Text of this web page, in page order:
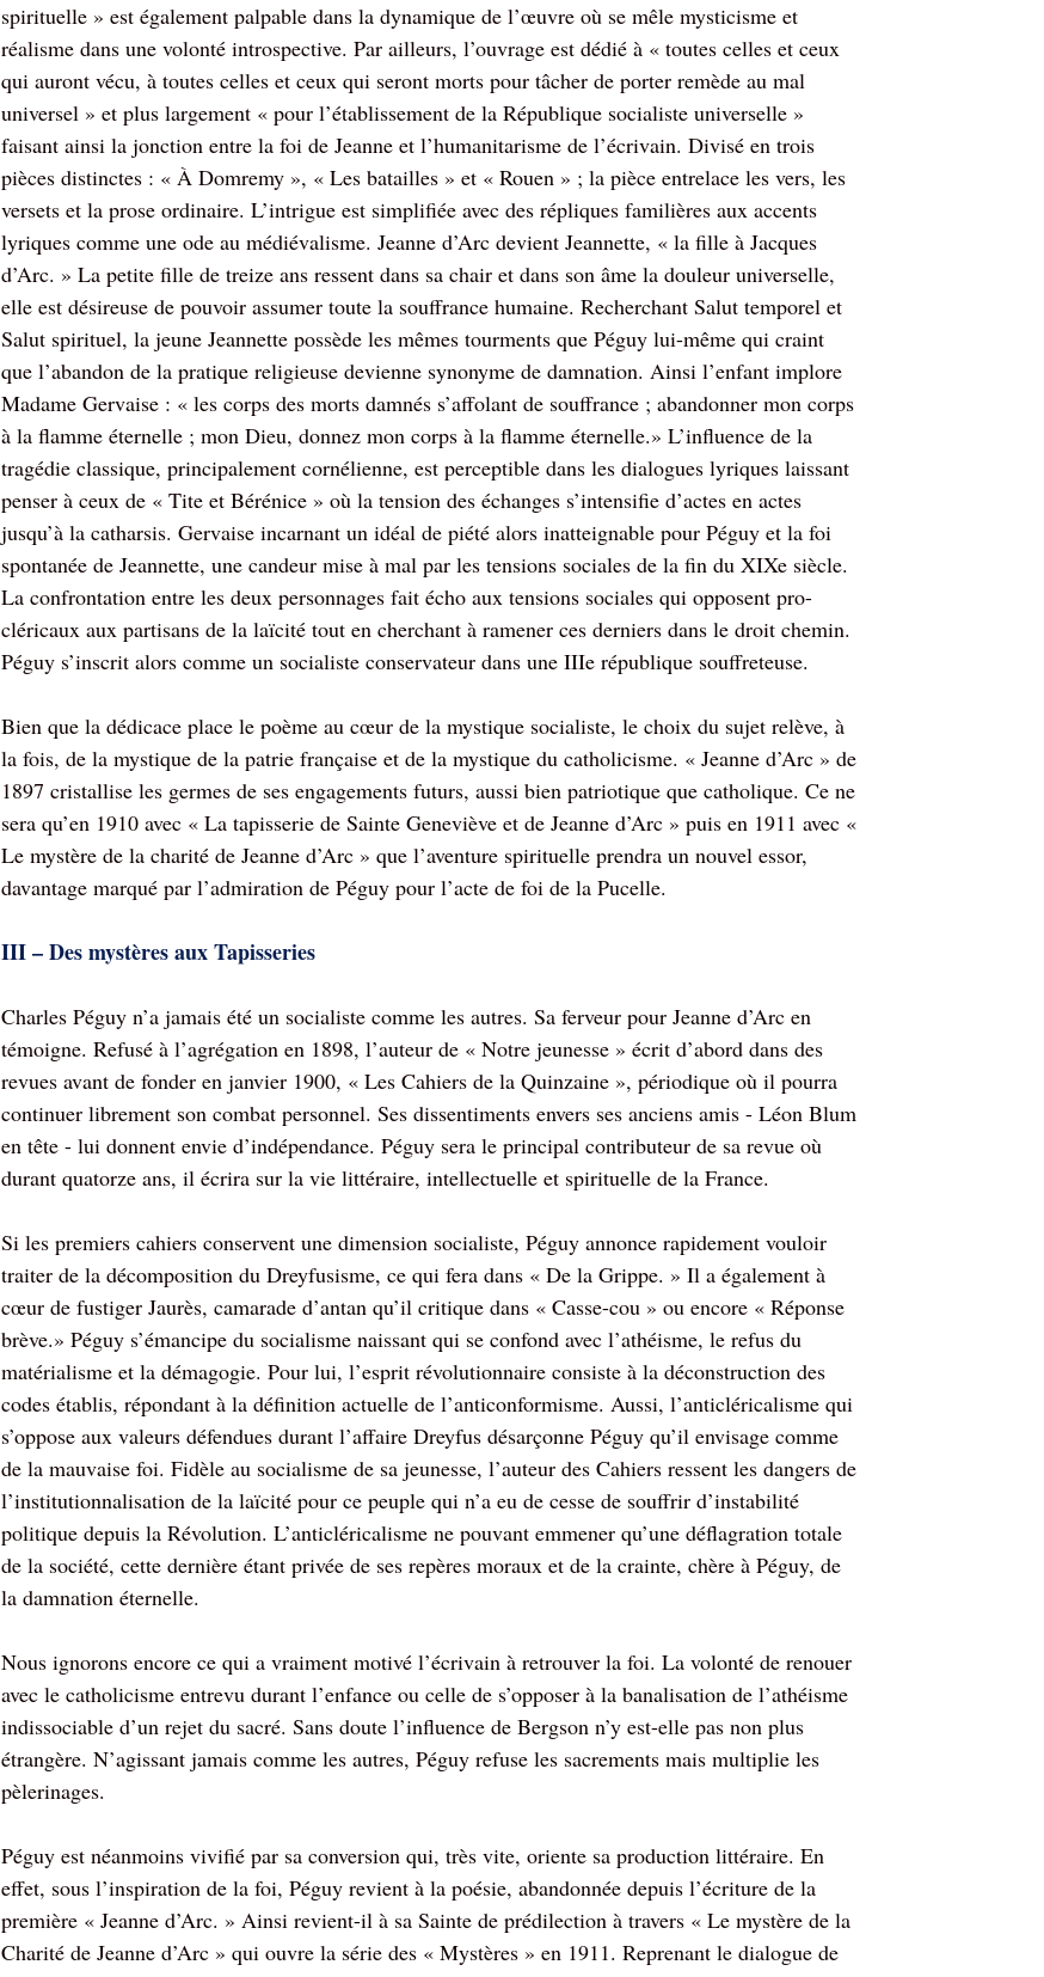
spirituelle » est également palpable dans la dynamique de l’œuvre où se mêle mysticisme et
réalisme dans une volonté introspective. Par ailleurs, l’ouvrage est dédié à « toutes celles et ceux
qui auront vécu, à toutes celles et ceux qui seront morts pour tâcher de porter remède au mal
universel » et plus largement « pour l’établissement de la République socialiste universelle »
faisant ainsi la jonction entre la foi de Jeanne et l’humanitarisme de l’écrivain. Divisé en trois
pièces distinctes : « À Domremy », « Les batailles » et « Rouen » ; la pièce entrelace les vers, les
versets et la prose ordinaire. L’intrigue est simplifiée avec des répliques familières aux accents
lyriques comme une ode au médiévalisme. Jeanne d’Arc devient Jeannette, « la fille à Jacques
d’Arc. » La petite fille de treize ans ressent dans sa chair et dans son âme la douleur universelle,
elle est désireuse de pouvoir assumer toute la souffrance humaine. Recherchant Salut temporel et
Salut spirituel, la jeune Jeannette possède les mêmes tourments que Péguy lui-même qui craint
que l’abandon de la pratique religieuse devienne synonyme de damnation. Ainsi l’enfant implore
Madame Gervaise : « les corps des morts damnés s’affolant de souffrance ; abandonner mon corps
à la flamme éternelle ; mon Dieu, donnez mon corps à la flamme éternelle.» L’influence de la
tragédie classique, principalement cornélienne, est perceptible dans les dialogues lyriques laissant
penser à ceux de « Tite et Bérénice » où la tension des échanges s’intensifie d’actes en actes
jusqu’à la catharsis. Gervaise incarnant un idéal de piété alors inatteignable pour Péguy et la foi
spontanée de Jeannette, une candeur mise à mal par les tensions sociales de la fin du XIXe siècle.
La confrontation entre les deux personnages fait écho aux tensions sociales qui opposent pro-
cléricaux aux partisans de la laïcité tout en cherchant à ramener ces derniers dans le droit chemin.
Péguy s’inscrit alors comme un socialiste conservateur dans une IIIe république souffreteuse.
Bien que la dédicace place le poème au cœur de la mystique socialiste, le choix du sujet relève, à
la fois, de la mystique de la patrie française et de la mystique du catholicisme. « Jeanne d’Arc » de
1897 cristallise les germes de ses engagements futurs, aussi bien patriotique que catholique. Ce ne
sera qu’en 1910 avec « La tapisserie de Sainte Geneviève et de Jeanne d’Arc » puis en 1911 avec «
Le mystère de la charité de Jeanne d’Arc » que l’aventure spirituelle prendra un nouvel essor,
davantage marqué par l’admiration de Péguy pour l’acte de foi de la Pucelle.
III – Des mystères aux Tapisseries
Charles Péguy n’a jamais été un socialiste comme les autres. Sa ferveur pour Jeanne d’Arc en
témoigne. Refusé à l’agrégation en 1898, l’auteur de « Notre jeunesse » écrit d’abord dans des
revues avant de fonder en janvier 1900, « Les Cahiers de la Quinzaine », périodique où il pourra
continuer librement son combat personnel. Ses dissentiments envers ses anciens amis - Léon Blum
en tête - lui donnent envie d’indépendance. Péguy sera le principal contributeur de sa revue où
durant quatorze ans, il écrira sur la vie littéraire, intellectuelle et spirituelle de la France.
Si les premiers cahiers conservent une dimension socialiste, Péguy annonce rapidement vouloir
traiter de la décomposition du Dreyfusisme, ce qui fera dans « De la Grippe. » Il a également à
cœur de fustiger Jaurès, camarade d’antan qu’il critique dans « Casse-cou » ou encore « Réponse
brève.» Péguy s’émancipe du socialisme naissant qui se confond avec l’athéisme, le refus du
matérialisme et la démagogie. Pour lui, l’esprit révolutionnaire consiste à la déconstruction des
codes établis, répondant à la définition actuelle de l’anticonformisme. Aussi, l’anticléricalisme qui
s’oppose aux valeurs défendues durant l’affaire Dreyfus désarçonne Péguy qu’il envisage comme
de la mauvaise foi. Fidèle au socialisme de sa jeunesse, l’auteur des Cahiers ressent les dangers de
l’institutionnalisation de la laïcité pour ce peuple qui n’a eu de cesse de souffrir d’instabilité
politique depuis la Révolution. L’anticléricalisme ne pouvant emmener qu’une déflagration totale
de la société, cette dernière étant privée de ses repères moraux et de la crainte, chère à Péguy, de
la damnation éternelle.
Nous ignorons encore ce qui a vraiment motivé l’écrivain à retrouver la foi. La volonté de renouer
avec le catholicisme entrevu durant l’enfance ou celle de s’opposer à la banalisation de l’athéisme
indissociable d’un rejet du sacré. Sans doute l’influence de Bergson n’y est-elle pas non plus
étrangère. N’agissant jamais comme les autres, Péguy refuse les sacrements mais multiplie les
pèlerinages.
Péguy est néanmoins vivifié par sa conversion qui, très vite, oriente sa production littéraire. En
effet, sous l’inspiration de la foi, Péguy revient à la poésie, abandonnée depuis l’écriture de la
première « Jeanne d’Arc. » Ainsi revient-il à sa Sainte de prédilection à travers « Le mystère de la
Charité de Jeanne d’Arc » qui ouvre la série des « Mystères » en 1911. Reprenant le dialogue de